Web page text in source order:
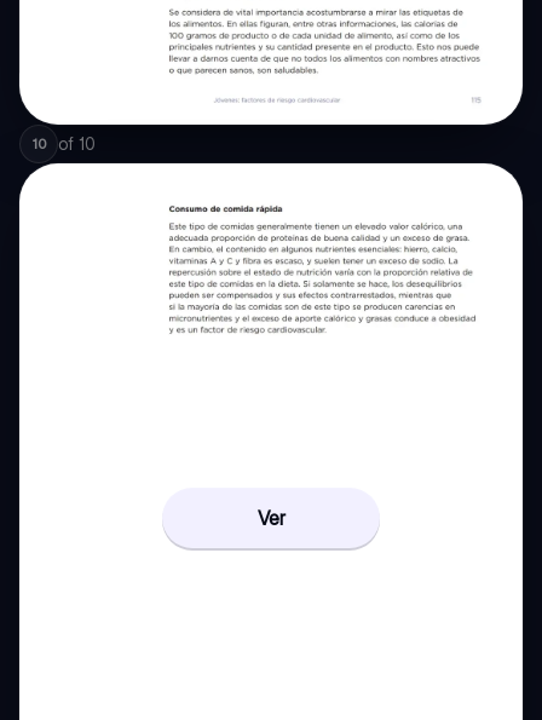
10 of 10
Ver